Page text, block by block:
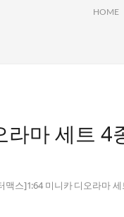
HOME
라마 세트 4
스]1:64 미니카 디오라마 세